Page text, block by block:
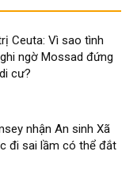
Ceuta: Vì sao tình
ngờ Mossad đứng
cư?
nhận An sinh Xã
đi sai lầm có thể đắt